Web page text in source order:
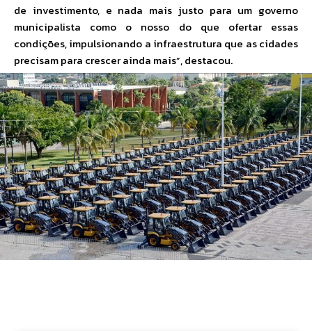
de investimento, e nada mais justo para um governo
municipalista como o nosso do que ofertar essas
condições, impulsionando a infraestrutura que as cidades
precisam para crescer ainda mais”, destacou.